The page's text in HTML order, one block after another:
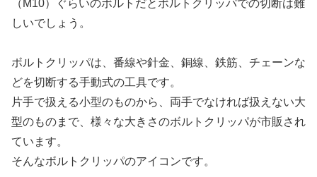
（M10）ぐらいのボルトだとボルトクリッパでの切断は難
しいでしょう。
ボルトクリッパは、番線や針金、銅線、鉄筋、チェーンな
どを切断する手動式の工具です。
片手で扱える小型のものから、両手でなければ扱えない大
型のものまで、様々な大きさのボルトクリッパが市販され
ています。
そんなボルトクリッパのアイコンです。